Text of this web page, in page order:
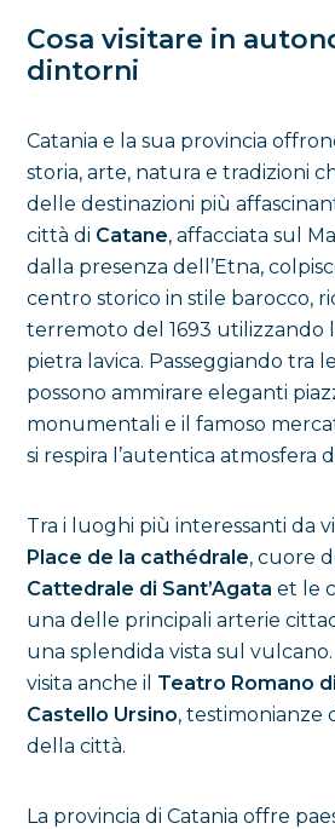
Cosa visitare in
dintorni
Catania e la sua provincia
storia, arte, natura e tradizioni
delle destinazioni più
città di Catane, affacciata sul
dalla presenza dell’Etna,
centro storico in stile barocco,
terremoto del 1693 utilizzando
pietra lavica. Passeggiando tra
possono ammirare eleganti
monumentali e il famoso
si respira l’autentica atmosfera
Tra i luoghi più interessanti da
Place de la cathédrale, cuore
Cattedrale di Sant’Agata et le
una delle principali arterie
una splendida vista sul
visita anche il Teatro Romano
Castello Ursino, testimonianze
della città.
La provincia di Catania offre